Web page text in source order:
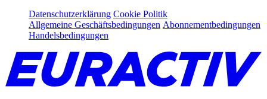
Datenschutzerklärung Cookie Politik
Allgemeine Geschäftsbedingungen Abonnementbedingungen
Handelsbedingungen